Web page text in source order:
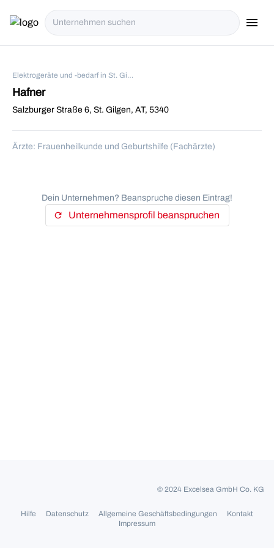
menu
Elektrogeräte und -bedarf in St. Gilgen
Hafner
Salzburger Straße 6, St. Gilgen, AT, 5340
Ärzte: Frauenheilkunde und Geburtshilfe (Fachärzte)
Dein Unternehmen? Beanspruche diesen Eintrag!
refresh Unternehmensprofil beanspruchen
© 2024 Excelsea GmbH Co. KG
Hilfe Datenschutz Allgemeine Geschäftsbedingungen
Kontakt
Impressum